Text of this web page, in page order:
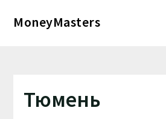
MoneyMasters
Тюмень